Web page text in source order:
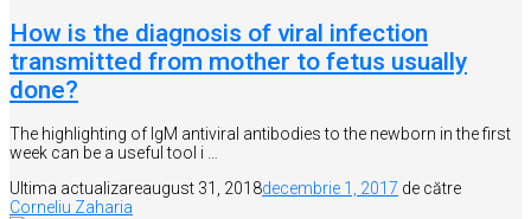
How is the diagnosis of viral infection
transmitted from mother to fetus usually
done?
The highlighting of IgM antiviral antibodies to the newborn in the first
week can be a useful tool i …
Ultima actualizareaugust 31, 2018decembrie 1, 2017 de către
Corneliu Zaharia